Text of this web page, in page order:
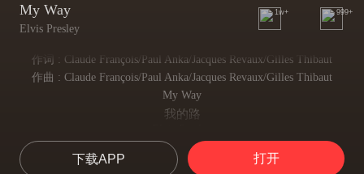
My Way
Elvis Presley
1w+ 999+
作词 : Claude François/Paul Anka/Jacques Revaux/Gilles Thibaut
作曲 : Claude François/Paul Anka/Jacques Revaux/Gilles Thibaut
My Way
我的路
猫王（永远的摇滚之王）
And now,the end is near
下载APP 打开